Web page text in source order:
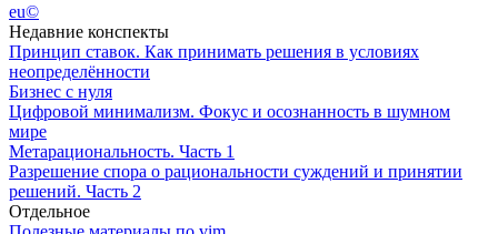
eu©
Недавние конспекты
Принцип ставок. Как принимать решения в условиях
неопределённости
Бизнес с нуля
Цифровой минимализм. Фокус и осознанность в шумном
мире
Метарациональность. Часть 1
Разрешение спора о рациональности суждений и принятии
решений. Часть 2
Отдельное